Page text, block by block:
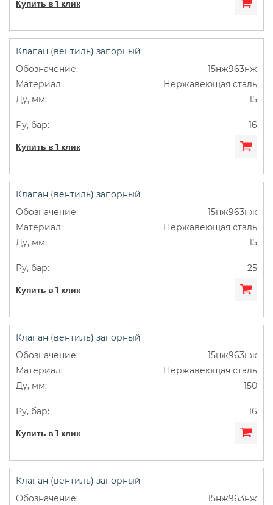
Купить в 1 клик
Клапан (вентиль) запорный
15нж963нж
Нержавеющая сталь
15
16
Купить в 1 клик
Клапан (вентиль) запорный
15нж963нж
Нержавеющая сталь
15
25
Купить в 1 клик
Клапан (вентиль) запорный
15нж963нж
Нержавеющая сталь
150
16
Купить в 1 клик
Клапан (вентиль) запорный
15нж963нж